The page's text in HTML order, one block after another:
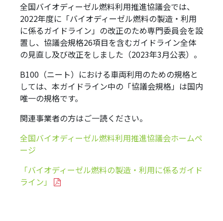
全国バイオディーゼル燃料利用推進協議会では、
2022年度に「バイオディーゼル燃料の製造・利用
に係るガイドライン」の改正のため専門委員会を設
置し、協議会規格26項目を含むガイドライン全体
の見直し及び改正をしました（2023年3月公表）。
B100（ニート）における車両利用のための規格と
しては、本ガイドライン中の「協議会規格」は国内
唯一の規格です。
関連事業者の方はご一読ください。
全国バイオディーゼル燃料利用推進協議会ホームペ
ージ
「バイオディーゼル燃料の製造・利用に係るガイド
ライン」